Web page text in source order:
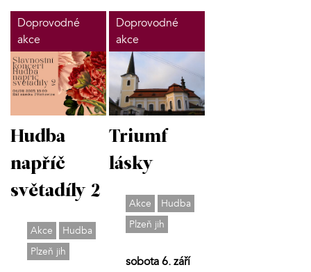
Doprovodné
akce
Hudba
napříč
světadíly 2
Akce
Hudba
Plzeň jih
Doprovodné
akce
Triumf
lásky
Akce
Hudba
Plzeň jih
sobota 6. září